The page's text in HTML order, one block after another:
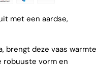
met een aardse,
brengt deze vaas warmte
robuuste vorm en